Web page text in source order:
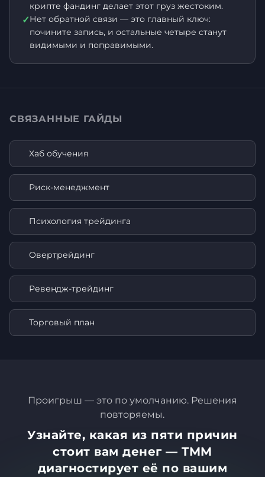
крипте фандинг делает этот груз жестоким.
✓Нет обратной связи — это главный ключ:
почините запись, и остальные четыре станут
видимыми и поправимыми.
СВЯЗАННЫЕ ГАЙДЫ
Хаб обучения
Риск-менеджмент
Психология трейдинга
Овертрейдинг
Ревендж-трейдинг
Торговый план
Проигрыш — это по умолчанию. Решения
повторяемы.
Узнайте, какая из пяти причин
стоит вам денег — TMM
диагностирует её по вашим